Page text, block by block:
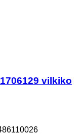
vilkiko